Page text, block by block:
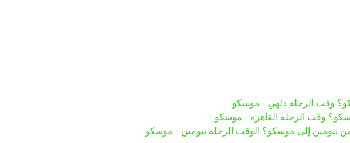
وقت الرحلة دلهي - موسكو
وقت الرحلة القاهرة - موسكو
تيومين إلى موسكو؟ الوقت الرحلة تيومين - موسكو